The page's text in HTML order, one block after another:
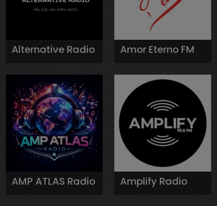
Alternative Radio Amor Eterno FM
AMP ATLAS Radio Amplify Radio